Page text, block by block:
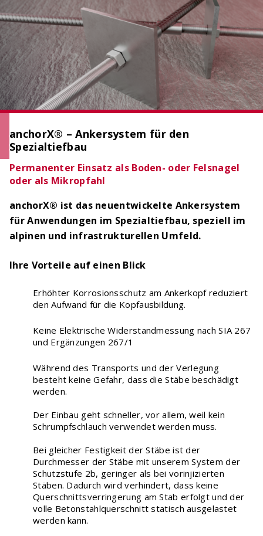
OCIMA – Lebensdauerbemessung
Ziellebensdauer von Stahlbetonbauwerken in der
Planungsphase überprüfen
ACILIST
Bewehrungstechnik-Listen einfach und schnell
Digitaler Bewehrungsschieber
Stoss- & Verankerungslängen und
Mindestabmessungen von Abbiegeformen -
digital berechnet nach neuer SIA 262 (2025)
anchorX® – Ankersystem für den
Spezialtiefbau
Permanenter Einsatz als Boden- oder Felsnagel
oder als Mikropfahl
anchorX® ist das neuentwickelte Ankersystem
für Anwendungen im Spezialtiefbau, speziell im
alpinen und infrastrukturellen Umfeld.
Ihre Vorteile auf einen Blick
Erhöhter Korrosionsschutz am Ankerkopf reduziert
den Aufwand für die Kopfausbildung.
Keine Elektrische Widerstandmessung nach SIA 267
und Ergänzungen 267/1
Während des Transports und der Verlegung
besteht keine Gefahr, dass die Stäbe beschädigt
werden.
Der Einbau geht schneller, vor allem, weil kein
Schrumpfschlauch verwendet werden muss.
Bei gleicher Festigkeit der Stäbe ist der
Durchmesser der Stäbe mit unserem System der
Schutzstufe 2b, geringer als bei vorinjizierten
Stäben. Dadurch wird verhindert, dass keine
Querschnittsverringerung am Stab erfolgt und der
volle Betonstahlquerschnitt statisch ausgelastet
werden kann.